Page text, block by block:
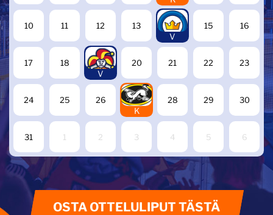
10 11 12 13
14
V
15 16
17 18
19
V
20 21 22 23
24 25 26
27
K
28 29 30
31 1 2 3 4 5 6
OSTA OTTELULIPUT TÄSTÄ